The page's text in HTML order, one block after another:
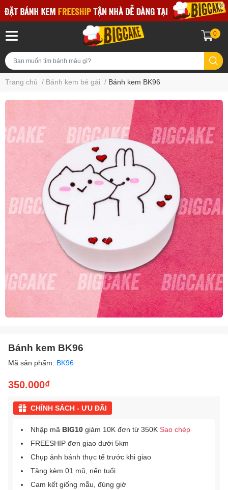
0
Trang chủ / Bánh kem bé gái / Bánh kem BK96
Bánh kem BK96
Mã sản phẩm: BK96
350.000₫
CHÍNH SÁCH - ƯU ĐÃI
Nhập mã BIG10 giảm 10K đơn từ 350K Sao chép
FREESHIP đơn giao dưới 5km
Chụp ảnh bánh thực tế trước khi giao
Tặng kèm 01 mũ, nến tuổi
Cam kết giống mẫu, đúng giờ